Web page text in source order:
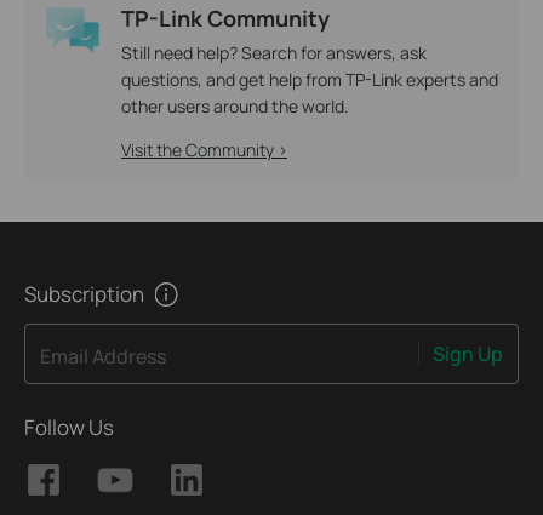
TP-Link Community
Still need help? Search for answers, ask
questions, and get help from TP-Link experts and
other users around the world.
Visit the Community >
Subscription
Email Address Sign Up
Follow Us